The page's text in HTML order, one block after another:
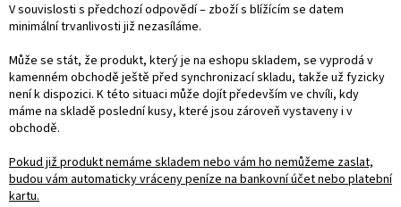
V souvislosti s předchozí odpovědí – zboží s blížícím se datem
minimální trvanlivosti již nezasíláme.
Může se stát, že produkt, který je na eshopu skladem, se vyprodá v
kamenném obchodě ještě před synchronizací skladu, takže už fyzicky
není k dispozici. K této situaci může dojít především ve chvíli, kdy
máme na skladě poslední kusy, které jsou zároveň vystaveny i v
obchodě.
Pokud již produkt nemáme skladem nebo vám ho nemůžeme zaslat,
budou vám automaticky vráceny peníze na bankovní účet nebo platební
kartu.